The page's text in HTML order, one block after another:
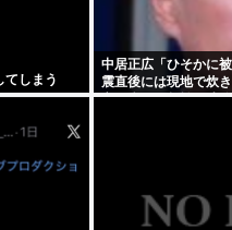
てしまう
中居正広「ひそかに
震直後には現地で炊
心を痛め、頻繁に連